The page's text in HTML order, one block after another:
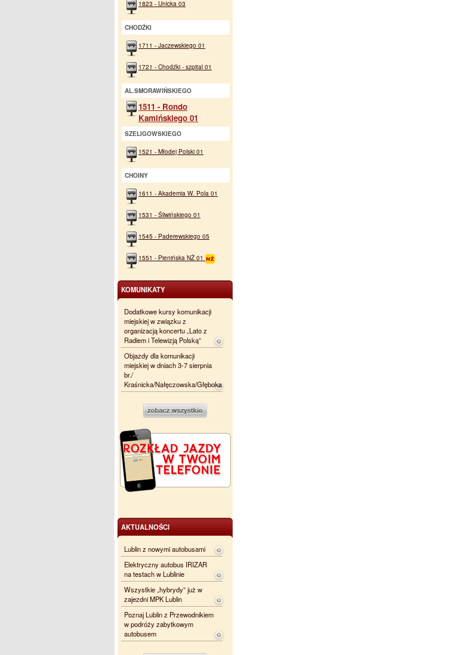
1823 - Unicka 03
CHODŹKI
1711 - Jaczewskiego 01
1721 - Chodźki - szpital 01
AL.SMORAWIŃSKIEGO
1511 - Rondo
Kamińskiego 01
SZELIGOWSKIEGO
1521 - Młodej Polski 01
CHOINY
1611 - Akademia W. Pola 01
1531 - Śliwińskiego 01
1545 - Paderewskiego 05
1551 - Pienińska NŻ 01
KOMUNIKATY
Dodatkowe kursy komunikacji
miejskiej w związku z
organizacją koncertu „Lato z
Radiem i Telewizją Polską”
Objazdy dla komunikacji
miejskiej w dniach 3-7 sierpnia
br./
Kraśnicka/Nałęczowska/Głęboka
AKTUALNOŚCI
Lublin z nowymi autobusami
Elektryczny autobus IRIZAR
na testach w Lublinie
Wszystkie „hybrydy” już w
zajezdni MPK Lublin
Poznaj Lublin z Przewodnikiem
w podróży zabytkowym
autobusem